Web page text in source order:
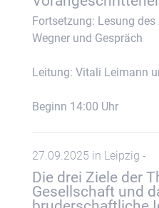
Fortsetzung: Lesung
Wegner und Gespräch
Leitung: Vitali Leimann
Beginn 14:00 Uhr
27.09.2025 in Leipzig -
Die drei Ziele der
Gesellschaft und